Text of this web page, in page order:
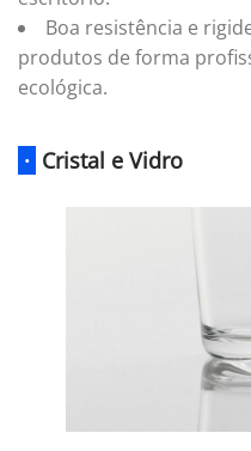
Boa resistência e
produtos de forma
ecológica.
· Cristal e Vidro